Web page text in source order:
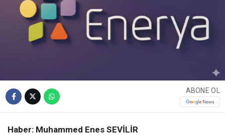
ABONE OL
Haber: Muhammed Enes SEVİLİR